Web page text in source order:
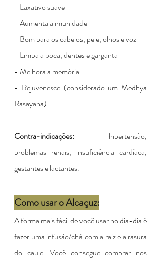
- Laxativo suave
- Aumenta a imunidade
- Bom para os cabelos, pele, olhos e voz
- Limpa a boca, dentes e garganta
- Melhora a memória
- Rejuvenesce (considerado um Medhya
Rasayana)
Contra-indicações: hipertensão,
problemas renais, insuficiência cardíaca,
gestantes e lactantes.
Como usar o Alcaçuz:
A forma mais fácil de você usar no dia-dia é
fazer uma infusão/chá com a raiz e a rasura
do caule. Você consegue comprar nos